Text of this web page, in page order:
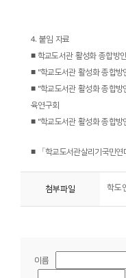
4. 붙임 자료
■ 학교도서관 활성화 종합방
■ "학교도서관 활성화 종합방
■ "학교도서관 활성화 종합방
육연구회
■ "학교도서관 활성화 종합방
■ 「학교도서관살리기국민연
첨부파일 학도
이름